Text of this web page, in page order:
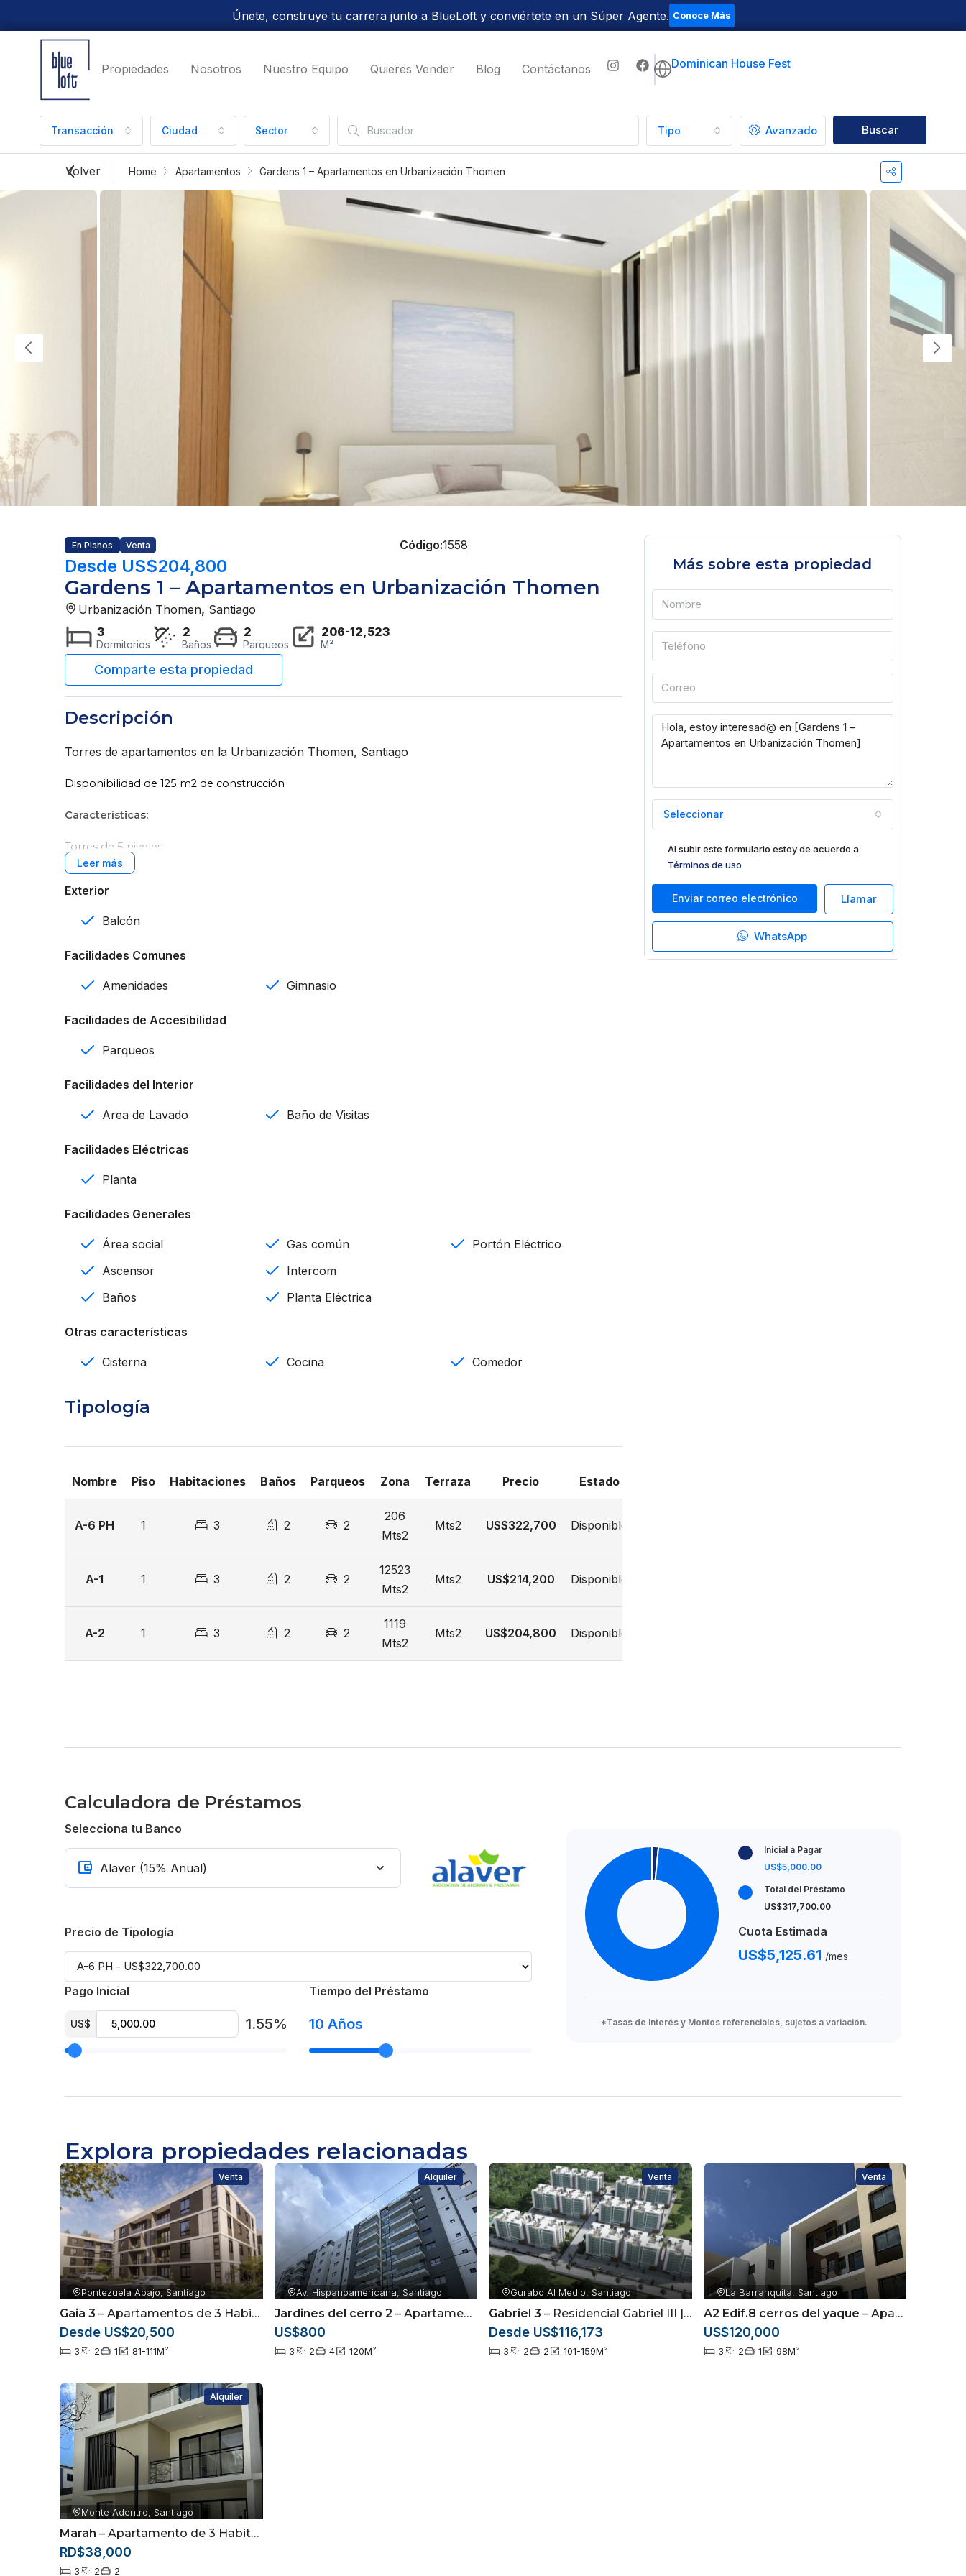
Únete, construye tu carrera junto a BlueLoft y conviértete en un Súper Agente. Conoce Más
Propiedades Nosotros Nuestro Equipo Quieres Vender Blog Contáctanos Dominican House Fest
Transacción Ciudad Sector Tipo Avanzado Buscar
Volver Home Apartamentos Gardens 1 – Apartamentos en Urbanización Thomen
En Planos Venta 1558
Desde US$204,800
Gardens 1 – Apartamentos en Urbanización Thomen
Urbanización Thomen, Santiago
3
Dormitorios
2
Baños
2
Parqueos
206-12,523
M²
Descripción
Torres de apartamentos en la Urbanización Thomen, Santiago
Disponibilidad de 125 m2 de construcción
Características:
Torres de 5 niveles
3 habitaciones
Seguridad 24/7
Amenidades:
Gimnasio
Madera Preciosa
Porcelanato importado
Reserva con US$ 5,000
Exterior
Balcón
Facilidades Comunes
Amenidades Gimnasio
Facilidades de Accesibilidad
Parqueos
Facilidades del Interior
Area de Lavado Baño de Visitas
Facilidades Eléctricas
Planta
Facilidades Generales
Área social
Ascensor
Baños
Gas común
Intercom
Planta Eléctrica
Portón Eléctrico
Otras características
Cisterna Cocina Comedor
Tipología
Nombre Piso Habitaciones Baños Parqueos Zona Terraza Precio Estado
A-6 PH 1 3 2 2
206
Mts2
Mts2 US$322,700 Disponible
A-1 1 3 2 2
12523
Mts2
Mts2 US$214,200 Disponible
A-2 1 3 2 2
1119
Mts2
Mts2 US$204,800 Disponible
Más sobre esta propiedad
Seleccionar
Al subir este formulario estoy de acuerdo a
Términos de uso
Enviar correo electrónico Llamar
WhatsApp
Calculadora de Préstamos
Selecciona tu Banco
Precio de Tipología
Pago Inicial
US$ 1.55%
Tiempo del Préstamo
10 Años
Inicial a Pagar
US$5,000.00
Total del Préstamo
US$317,700.00
Cuota Estimada
US$5,125.61 /mes
*Tasas de Interés y Montos referenciales, sujetos a variación.
Explora propiedades relacionadas
Venta
Pontezuela Abajo, Santiago
Gaia 3 – Apartamentos de 3 Habitaciones en Pontezuela | Airbnb Friendly
Desde US$20,500
3 2 1 81-111M²
Alquiler
Av. Hispanoamericana, Santiago
Jardines del cerro 2 – Apartamento en Alquiler de 3 Habitaciones | Torre con Piscina |
US$800
3 2 4 120M²
Venta
Gurabo Al Medio, Santiago
Gabriel 3 – Residencial Gabriel III | Apartamentos de 3 Habitaciones en Gurabo
Desde US$116,173
3 2 2 101-159M²
Venta
La Barranquita, Santiago
A2 Edif.8 cerros del yaque – Apartamento de 3 Habitaciones en Cerros del Yaque | Piscina y Casa Club |
US$120,000
3 2 1 98M²
Alquiler
Monte Adentro, Santiago
Marah – Apartamento de 3 Habitaciones con Patio Privado en Alquiler | Monte Adentro, Santiago
RD$38,000
3 2 2